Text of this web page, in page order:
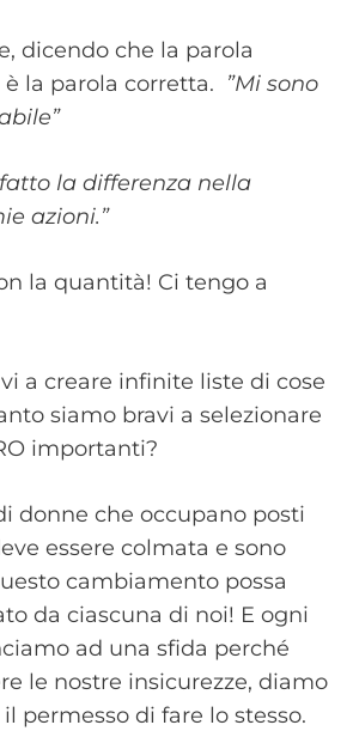
dicendo che la parola
la parola corretta. ”Mi sono
fatto la differenza nella
azioni.”
la quantità! Ci tengo a
a creare infinite liste di cose
siamo bravi a selezionare
importanti?
donne che occupano posti
essere colmata e sono
cambiamento possa
da ciascuna di noi! E ogni
ad una sfida perché
le nostre insicurezze, diamo
permesso di fare lo stesso.